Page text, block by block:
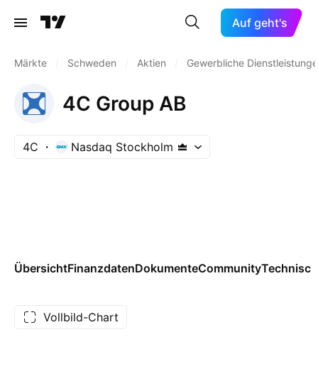
Auf geht's
Märkte Schweden Aktien Gewerbliche
4C Group AB
4C Nasdaq Stockholm
ÜbersichtFinanzdatenDokumenteCommunity
Vollbild-Chart